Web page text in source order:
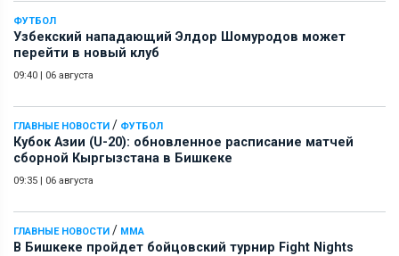
ФУТБОЛ
Узбекский нападающий Элдор Шомуродов может
перейти в новый клуб
09:40 | 06 августа
ГЛАВНЫЕ НОВОСТИ / ФУТБОЛ
Кубок Азии (U-20): обновленное расписание матчей
сборной Кыргызстана в Бишкеке
09:35 | 06 августа
ГЛАВНЫЕ НОВОСТИ / ММА
В Бишкеке пройдет бойцовский турнир Fight Nights